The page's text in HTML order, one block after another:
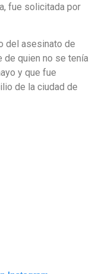
fue solicitada por
del asesinato de
de quien no se tenía
y que fue
de la ciudad de